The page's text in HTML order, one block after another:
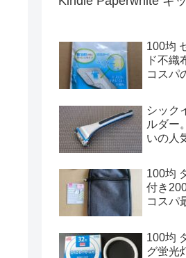
100均
ド不織
コスパ
シック
ルダー
いの人
100均
付き
コスパ
100均
グ蛍光